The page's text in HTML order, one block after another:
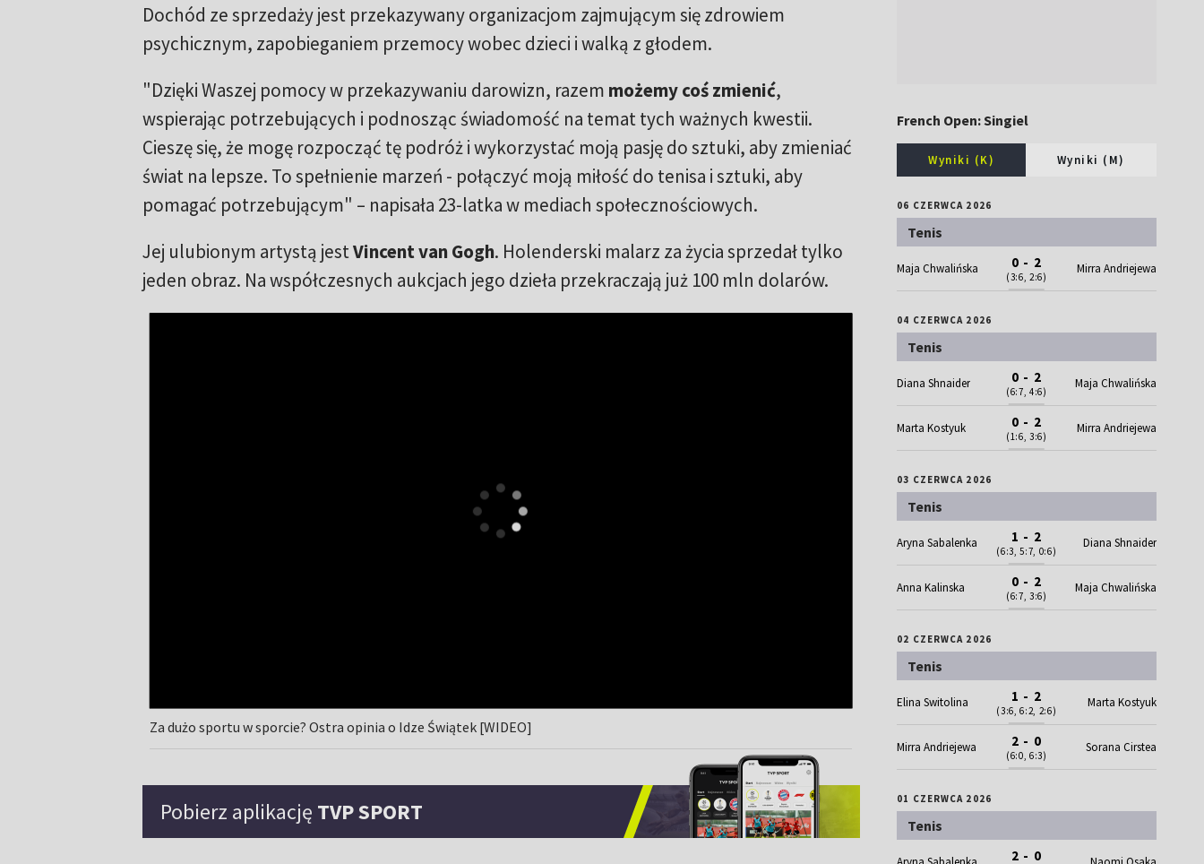
Dochód ze sprzedaży jest przekazywany organizacjom zajmującym się zdrowiem
psychicznym, zapobieganiem przemocy wobec dzieci i walką z głodem.
"Dzięki Waszej pomocy w przekazywaniu darowizn, razem możemy coś zmienić,
wspierając potrzebujących i podnosząc świadomość na temat tych ważnych kwestii.
Cieszę się, że mogę rozpocząć tę podróż i wykorzystać moją pasję do sztuki, aby zmieniać
świat na lepsze. To spełnienie marzeń - połączyć moją miłość do tenisa i sztuki, aby
pomagać potrzebującym" – napisała 23-latka w mediach społecznościowych.
Jej ulubionym artystą jestVincent van Gogh. Holenderski malarz za życia sprzedał tylko
jeden obraz. Na współczesnych aukcjach jego dzieła przekraczają już 100 mln dolarów.
Za dużo sportu w sporcie? Ostra opinia o Idze Świątek [WIDEO]
Pobierz aplikację TVP SPORT
French Open: Singiel
Wyniki (K) Wyniki (M)
06 CZERWCA 2026
Tenis
Maja Chwalińska 0 - 2
(3:6, 2:6)
Mirra Andriejewa
04 CZERWCA 2026
Tenis
Diana Shnaider 0 - 2
(6:7, 4:6)
Maja Chwalińska
Marta Kostyuk 0 - 2
(1:6, 3:6)
Mirra Andriejewa
03 CZERWCA 2026
Tenis
Aryna Sabalenka 1 - 2
(6:3, 5:7, 0:6)
Diana Shnaider
Anna Kalinska 0 - 2
(6:7, 3:6)
Maja Chwalińska
02 CZERWCA 2026
Tenis
Elina Switolina 1 - 2
(3:6, 6:2, 2:6)
Marta Kostyuk
Mirra Andriejewa 2 - 0
(6:0, 6:3)
Sorana Cirstea
01 CZERWCA 2026
Tenis
2 - 0